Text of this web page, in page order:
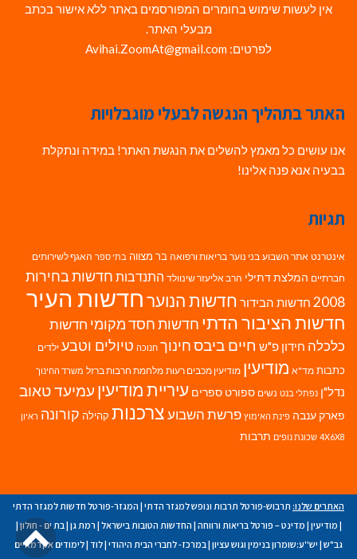
אין לעשות שימוש בחומרים המפורסמים באתר ללא אישור בכתב
מבעלי האתר.
לפרטים: Avihai.ZoomAt@gmail.com
האתר בתהליך הנגשה לבעלי מוגבלויות
אנו עושים כל מאמץ להשלים את הנגשת האתר! במידה ונתקלת
בבעיה אנא פנה אלינו!
תגיות
אינטרנט אתר השבוע בני נוער בריאות ורפואה בר מצווה בתי ספר האגף לשירותים
חברתיים המלצת דתילי הרב אליעזר שינוולד התנדבות חדשות בחירות
2008 חדשות הבידור חדשות הנוערחדשות העיר
חדשות הציבור הדתי חדשות חסד מקומי חדשות
כלכלה חידון פ"ש חיים ביבסחינוך חנוכה טיולים וטבע ילדים
כתבות מד"א מודיעין מודיעין מכבים רעות מלחמת חרבות ברזל משרד החינוך
נדל"ן נפתלי בנט נשים ספורט ספרים עיריית מודיעין עמיעד טאוב
פארק ענבה פינת האימוץ פרשת השבועצרכנות קהילה קורונה ראיון
4X6X8 שכונת נופים תרבות
האתרים שלנו: תרבוש-פורטל תרבות ונופש למגזר הדתי | המגזר-פורטל חדשות למגזר הדתי
| מודיעין | מדינט – פורטל בריאות ורווחה | החדשות הטובות בישראל | רמת גן | בת ים - חולון|
גב"ש | יש''ע:שומרון בנימין וגוש עציון | במרכז- לחברי הבית היהודי |לוד |לימודים אקדמאיים